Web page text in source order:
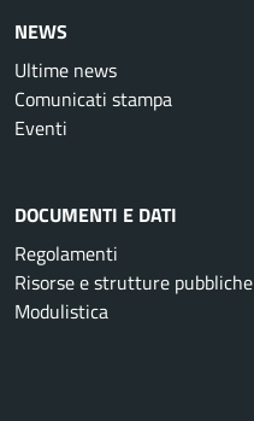
NEWS
Ultime news
Comunicati stampa
Eventi
DOCUMENTI E DATI
Regolamenti
Risorse e strutture pubbliche
Modulistica